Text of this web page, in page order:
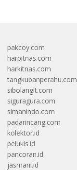
pakcoy.com
harpitnas.com
harkitnas.com
tangkubanperahu.com
sibolangit.com
siguragura.com
simanindo.com
padarincang.com
kolektor.id
pelukis.id
pancoran.id
jasmani.id